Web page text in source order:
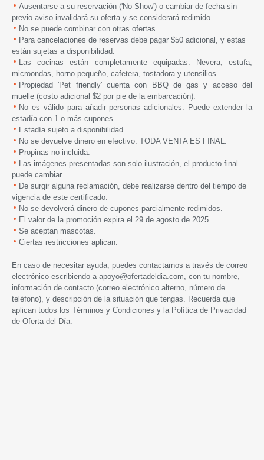
Ausentarse a su reservación ('No Show') o cambiar de fecha sin
previo aviso invalidará su oferta y se considerará redimido.
No se puede combinar con otras ofertas.
Para cancelaciones de reservas debe pagar $50 adicional, y estas
están sujetas a disponibilidad.
Las cocinas están completamente equipadas: Nevera, estufa,
microondas, horno pequeño, cafetera, tostadora y utensilios.
Propiedad 'Pet friendly' cuenta con BBQ de gas y acceso del
muelle (costo adicional $2 por pie de la embarcación).
No es válido para añadir personas adicionales. Puede extender la
estadía con 1 o más cupones.
Estadía sujeto a disponibilidad.
No se devuelve dinero en efectivo. TODA VENTA ES FINAL.
Propinas no incluida.
Las imágenes presentadas son solo ilustración, el producto final
puede cambiar.
De surgir alguna reclamación, debe realizarse dentro del tiempo de
vigencia de este certificado.
No se devolverá dinero de cupones parcialmente redimidos.
El valor de la promoción expira el 29 de agosto de 2025
Se aceptan mascotas.
Ciertas restricciones aplican.
En caso de necesitar ayuda, puedes contactarnos a través de correo
electrónico escribiendo a apoyo@ofertadeldia.com , con tu nombre,
información de contacto (correo electrónico alterno, número de
teléfono), y descripción de la situación que tengas. Recuerda que
aplican todos los Términos y Condiciones y la Política de Privacidad
de Oferta del Día.